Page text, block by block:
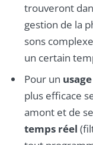
trouveront
gestion de la
sons
un certain
Pour un
plus efficace
amont et de
temps réel